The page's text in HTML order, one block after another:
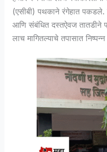
(एसीबी) पथकाने रंगेहात
आणि संबंधित दस्तऐवज तातडीने
लाच मागितल्याचे तपासात